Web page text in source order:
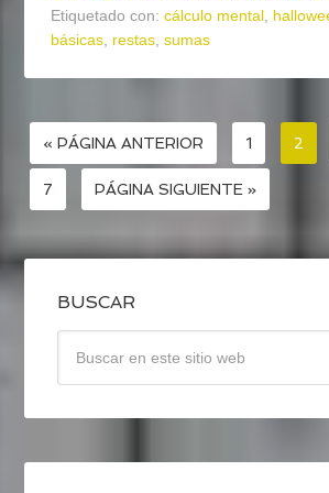
Etiquetado con:cálculo mental,
básicas, restas,sumas
« PÁGINA ANTERIOR 1 2
7 PÁGINA SIGUIENTE »
BUSCAR